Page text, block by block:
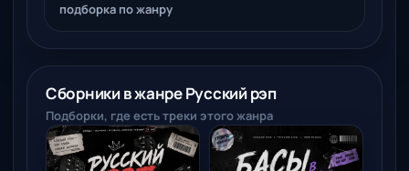
подборка по жанру
Сборники в жанре Русский рэп
Подборки, где есть треки этого жанра